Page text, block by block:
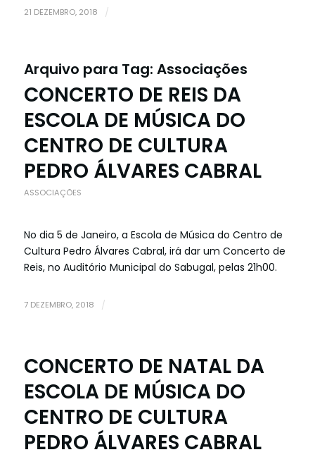
21 DEZEMBRO, 2018 /
Arquivo para Tag: Associações
CONCERTO DE REIS DA
ESCOLA DE MÚSICA DO
CENTRO DE CULTURA
PEDRO ÁLVARES CABRAL
ASSOCIAÇÕES
No dia 5 de Janeiro, a Escola de Música do Centro de
Cultura Pedro Álvares Cabral, irá dar um Concerto de
Reis, no Auditório Municipal do Sabugal, pelas 21h00.
7 DEZEMBRO, 2018 /
CONCERTO DE NATAL DA
ESCOLA DE MÚSICA DO
CENTRO DE CULTURA
PEDRO ÁLVARES CABRAL